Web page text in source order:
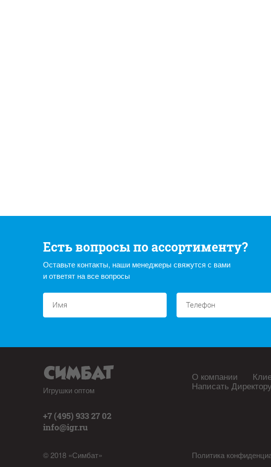
Есть вопросы по ассортименту?
Оставьте контакты, наши менеджеры свяжутся с вами
и ответят на все вопросы
Игрушки оптом
+7 (495) 933 27 02
info@igr.ru
© 2018 «Симбат»
О компании
Написать Директору
Политика